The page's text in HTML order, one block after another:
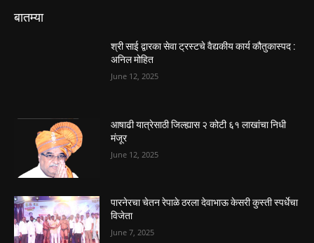
बातम्या
श्री साई द्वारका सेवा ट्रस्टचे वैद्यकीय कार्य कौतुकास्पद :
अनिल मोहित
June 12, 2025
आषाढी यात्रेसाठी जिल्ह्यास २ कोटी ६१ लाखांचा निधी
मंजूर
June 12, 2025
पारनेरचा चेतन रेपाळे ठरला देवाभाऊ केसरी कुस्ती स्पर्धेचा
विजेता
June 7, 2025